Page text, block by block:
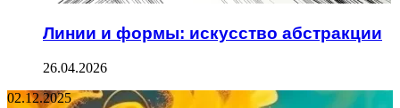
Линии и формы: искусство абстракции
26.04.2026
02.12.2025